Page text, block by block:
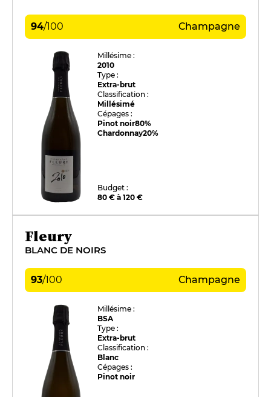
94/100 Champagne
Millésime :
2010
Type :
Extra-brut
Classification :
Millésimé
Cépages :
Pinot noir80%
Chardonnay20%
Budget :
80 € à 120 €
Fleury
BLANC DE NOIRS
93/100 Champagne
Millésime :
BSA
Type :
Extra-brut
Classification :
Blanc
Cépages :
Pinot noir